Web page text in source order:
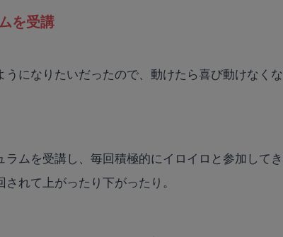
を受講
うになりたいだったので、動けたら喜び動けなくな
ムを受講し、毎回積極的にイロイロと参加してき
れて上がったり下がったり。